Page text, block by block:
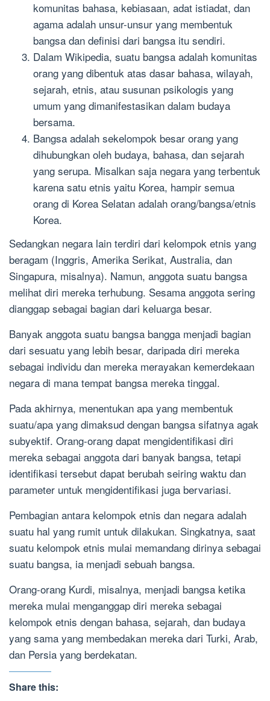
komunitas bahasa, kebiasaan, adat istiadat, dan
agama adalah unsur-unsur yang membentuk
bangsa dan definisi dari bangsa itu sendiri.
Dalam Wikipedia, suatu bangsa adalah komunitas
orang yang dibentuk atas dasar bahasa, wilayah,
sejarah, etnis, atau susunan psikologis yang
umum yang dimanifestasikan dalam budaya
bersama.
Bangsa adalah sekelompok besar orang yang
dihubungkan oleh budaya, bahasa, dan sejarah
yang serupa. Misalkan saja negara yang terbentuk
karena satu etnis yaitu Korea, hampir semua
orang di Korea Selatan adalah orang/bangsa/etnis
Korea.
Sedangkan negara lain terdiri dari kelompok etnis yang
beragam (Inggris, Amerika Serikat, Australia, dan
Singapura, misalnya). Namun, anggota suatu bangsa
melihat diri mereka terhubung. Sesama anggota sering
dianggap sebagai bagian dari keluarga besar.
Banyak anggota suatu bangsa bangga menjadi bagian
dari sesuatu yang lebih besar, daripada diri mereka
sebagai individu dan mereka merayakan kemerdekaan
negara di mana tempat bangsa mereka tinggal.
Pada akhirnya, menentukan apa yang membentuk
suatu/apa yang dimaksud dengan bangsa sifatnya agak
subyektif. Orang-orang dapat mengidentifikasi diri
mereka sebagai anggota dari banyak bangsa, tetapi
identifikasi tersebut dapat berubah seiring waktu dan
parameter untuk mengidentifikasi juga bervariasi.
Pembagian antara kelompok etnis dan negara adalah
suatu hal yang rumit untuk dilakukan. Singkatnya, saat
suatu kelompok etnis mulai memandang dirinya sebagai
suatu bangsa, ia menjadi sebuah bangsa.
Orang-orang Kurdi, misalnya, menjadi bangsa ketika
mereka mulai menganggap diri mereka sebagai
kelompok etnis dengan bahasa, sejarah, dan budaya
yang sama yang membedakan mereka dari Turki, Arab,
dan Persia yang berdekatan.
Share this: